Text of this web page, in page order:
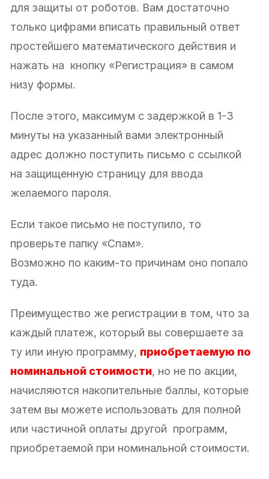
для защиты от роботов. Вам достаточно
только цифрами вписать правильный ответ
простейшего математического действия и
нажать на кнопку «Регистрация» в самом
низу формы.
После этого, максимум с задержкой в 1-3
минуты на указанный вами электронный
адрес должно поступить письмо с ссылкой
на защищенную страницу для ввода
желаемого пароля.
Если такое письмо не поступило, то
проверьте папку «Спам».
Возможно по каким-то причинам оно попало
туда.
Преимущество же регистрации в том, что за
каждый платеж, который вы совершаете за
ту или иную программу, приобретаемую по
номинальной стоимости, но не по акции,
начисляются накопительные баллы, которые
затем вы можете использовать для полной
или частичной оплаты другой программ,
приобретаемой при номинальной стоимости.